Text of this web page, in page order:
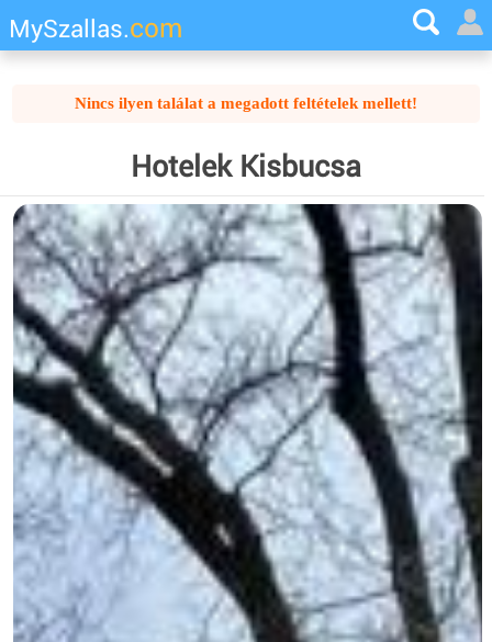
MySzallas.com
Nincs ilyen találat a megadott feltételek mellett!
Hotelek Kisbucsa